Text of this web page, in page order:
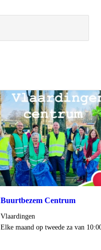
Buurtbezem Centrum
Locatie
Vlaardingen
Wanneer
Elke maand op tweede za van